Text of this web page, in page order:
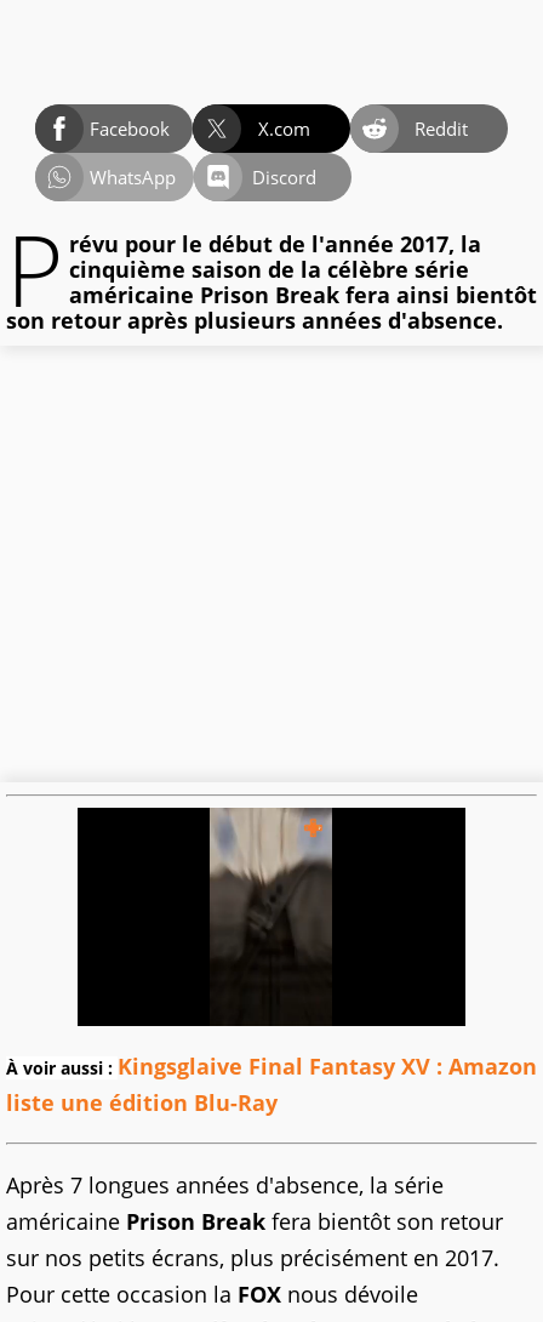
Facebook X.com
Reddit
WhatsApp
Discord
P révu pour le début de l'année 2017, la
cinquième saison de la célèbre série
américaine Prison Break fera ainsi bientôt
son retour après plusieurs années d'absence.
À voir aussi : Kingsglaive Final Fantasy XV : Amazon
liste une édition Blu-Ray
Après 7 longues années d'absence, la série
américaine Prison Break fera bientôt son retour
sur nos petits écrans, plus précisément en 2017.
Pour cette occasion la FOX nous dévoile